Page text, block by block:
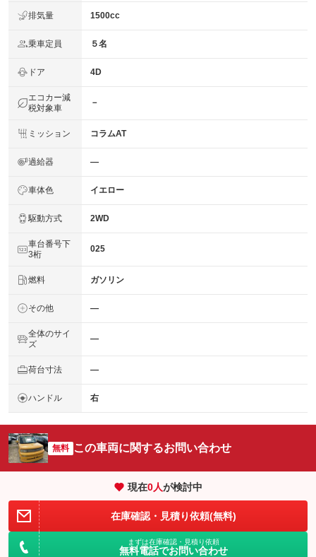
排気量 1500cc
乗車定員 ５名
ドア 4D
エコカー減
税対象車
－
ミッション コラムAT
過給器 ―
車体色 イエロー
駆動方式 2WD
車台番号下
3桁
025
燃料 ガソリン
その他 ―
全体のサイ
ズ
―
荷台寸法 ―
ハンドル 右
無料 この車両に関するお問い合わせ
現在0人が検討中
在庫確認・見積り依頼(無料)
まずは在庫確認・見積り依頼
無料電話でお問い合わせ